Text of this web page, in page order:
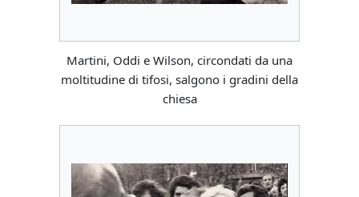
Martini, Oddi e Wilson, circondati da una
moltitudine di tifosi, salgono i gradini della
chiesa